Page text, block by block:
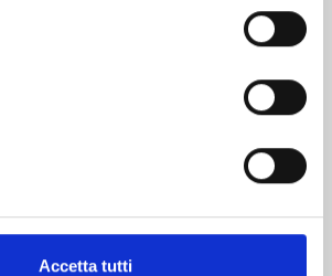
Accetta tutti
ICHI THE WITCH n. 4